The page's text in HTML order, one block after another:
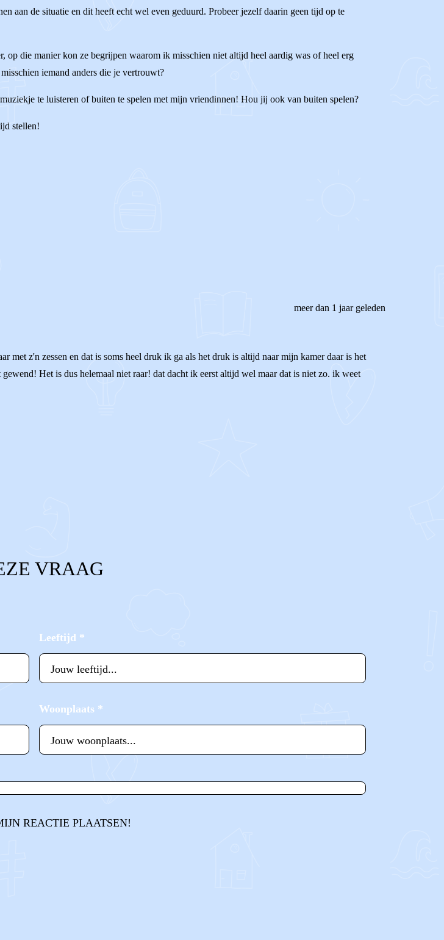
aan de situatie en dit heeft echt wel even geduurd. Probeer jezelf daarin geen tijd op te
die manier kon ze begrijpen waarom ik misschien niet altijd heel aardig was of heel erg
iemand anders die je vertrouwt?
te luisteren of buiten te spelen met mijn vriendinnen! Hou jij ook van buiten spelen?
stellen!
meer dan 1 jaar geleden
z'n zessen en dat is soms heel druk ik ga als het druk is altijd naar mijn kamer daar is het
Het is dus helemaal niet raar! dat dacht ik eerst altijd wel maar dat is niet zo. ik weet
VRAAG
Leeftijd *
Woonplaats *
REACTIE PLAATSEN!